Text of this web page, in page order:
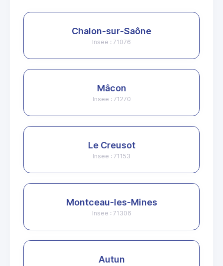
Chalon-sur-Saône
Insee : 71076
Mâcon
Insee : 71270
Le Creusot
Insee : 71153
Montceau-les-Mines
Insee : 71306
Autun